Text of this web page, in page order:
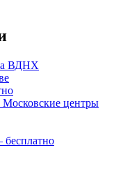
ВДНХ
центры